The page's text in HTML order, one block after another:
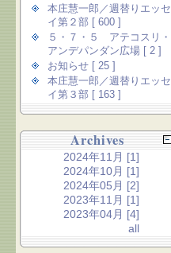
本庄慧一郎／週替りエッセ
イ第２部 [ 600 ]
５・７・５ アテコスリ・
アンデパンダン広場 [ 2 ]
お知らせ [ 25 ]
本庄慧一郎／週替りエッセ
イ第３部 [ 163 ]
Archives
2024年11月 [1]
2024年10月 [1]
2024年05月 [2]
2023年11月 [1]
2023年04月 [4]
all